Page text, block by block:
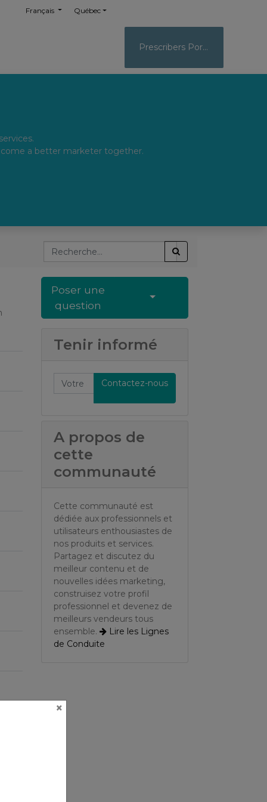
Français Québec
Prescribers Portal
a better marketer together.
Poser une
question
Select Post
Tenir informé
Contactez-nous
A propos de
cette
communauté
Cette communauté est
dédiée aux professionnels et
utilisateurs enthousiastes de
nos produits et services.
Partagez et discutez du
meilleur contenu et de
nouvelles idées marketing,
construisez votre profil
professionnel et devenez de
meilleurs vendeurs tous
ensemble.
Lire les Lignes
de Conduite
×